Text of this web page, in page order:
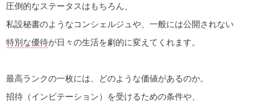
圧倒的なステータスはもちろん、
私設秘書のようなコンシェルジュや、一般には公開されない
特別な優待が日々の生活を劇的に変えてくれます。
最高ランクの一枚には、どのような価値があるのか。
招待（インビテーション）を受けるための条件や、